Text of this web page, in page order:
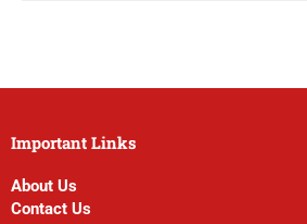
Important Links
About Us
Contact Us